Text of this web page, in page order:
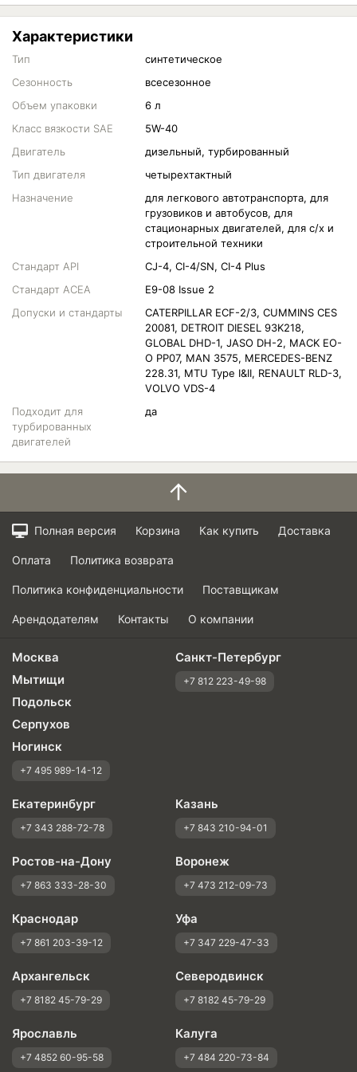
Характеристики
Тип
синтетическое
Сезонность
всесезонное
Объем упаковки
6 л
Класс вязкости SAE
5W-40
Двигатель
дизельный, турбированный
Тип двигателя
четырехтактный
Назначение
для легкового автотранспорта, для
грузовиков и автобусов, для
стационарных двигателей, для c/х и
строительной техники
Стандарт API
CJ-4, CI-4/SN, CI-4 Plus
Стандарт ACEA
E9-08 Issue 2
Допуски и стандарты
CATERPILLAR ECF-2/3, CUMMINS CES
20081, DETROIT DIESEL 93K218,
GLOBAL DHD-1, JASO DH-2, MACK EO-
O PP07, MAN 3575, MERCEDES-BENZ
228.31, MTU Type I&II, RENAULT RLD-3,
VOLVO VDS-4
Подходит для
турбированных
двигателей
да
Полная версия Корзина Как купить Доставка
Оплата Политика возврата
Политика конфиденциальности Поставщикам
Арендодателям Контакты О компании
Москва
Мытищи
Подольск
Серпухов
Ногинск
+7 495 989-14-12
Санкт-Петербург
+7 812 223-49-98
Екатеринбург
+7 343 288-72-78
Казань
+7 843 210-94-01
Ростов-на-Дону
+7 863 333-28-30
Воронеж
+7 473 212-09-73
Краснодар
+7 861 203-39-12
Уфа
+7 347 229-47-33
Архангельск
+7 8182 45-79-29
Северодвинск
+7 8182 45-79-29
Ярославль
+7 4852 60-95-58
Калуга
+7 484 220-73-84